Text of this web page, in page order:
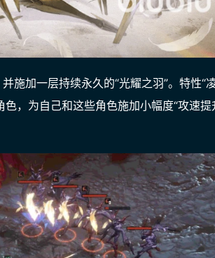
施加一层持续永久的“光耀之羽”。特性“
，为自己和这些角色施加小幅度“攻速提